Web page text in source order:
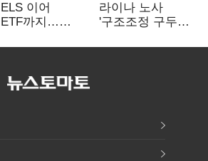
ELS 이어
ETF까지…
제동 걸린 은행
라이나 노사
'구조조정 구두